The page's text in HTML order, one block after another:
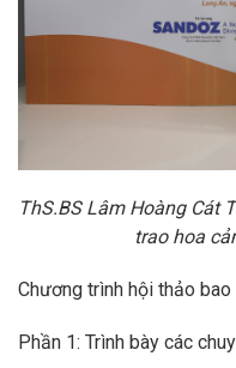
ThS.BS Lâm Hoàng Cát
trao hoa
Chương trình hội thảo
Phần 1: Trình bày các